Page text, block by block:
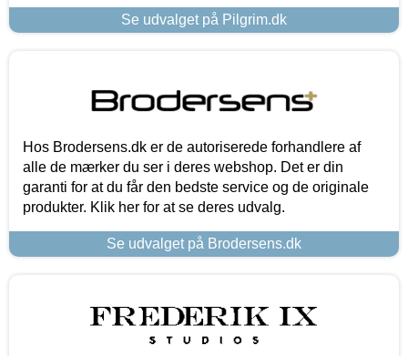
Se udvalget på Pilgrim.dk
Hos Brodersens.dk er de autoriserede forhandlere af
alle de mærker du ser i deres webshop. Det er din
garanti for at du får den bedste service og de originale
produkter. Klik her for at se deres udvalg.
Se udvalget på Brodersens.dk